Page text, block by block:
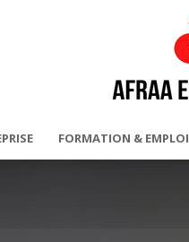
FORMATION & EMPLOI